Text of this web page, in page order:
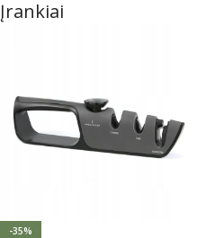
Įrankiai
-35%